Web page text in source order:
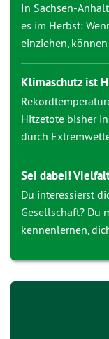
In Sachsen-
es im Herbst:
einziehen,
Klimaschutz ist
Hitzetote bisher
durch
Sei dabei!
Du interessierst
Gesellschaft? Du
kennenlernen,